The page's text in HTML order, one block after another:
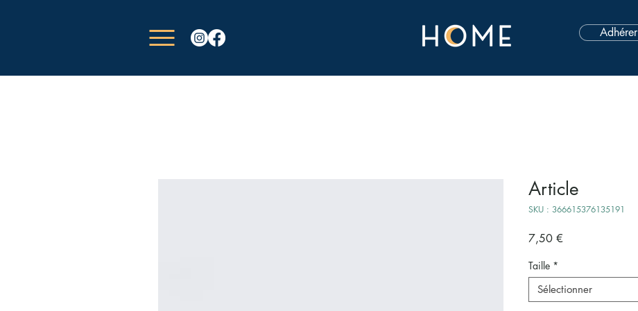
Adhérer
Article
SKU : 366615376135191
7,50 €
Taille *
Sélectionner